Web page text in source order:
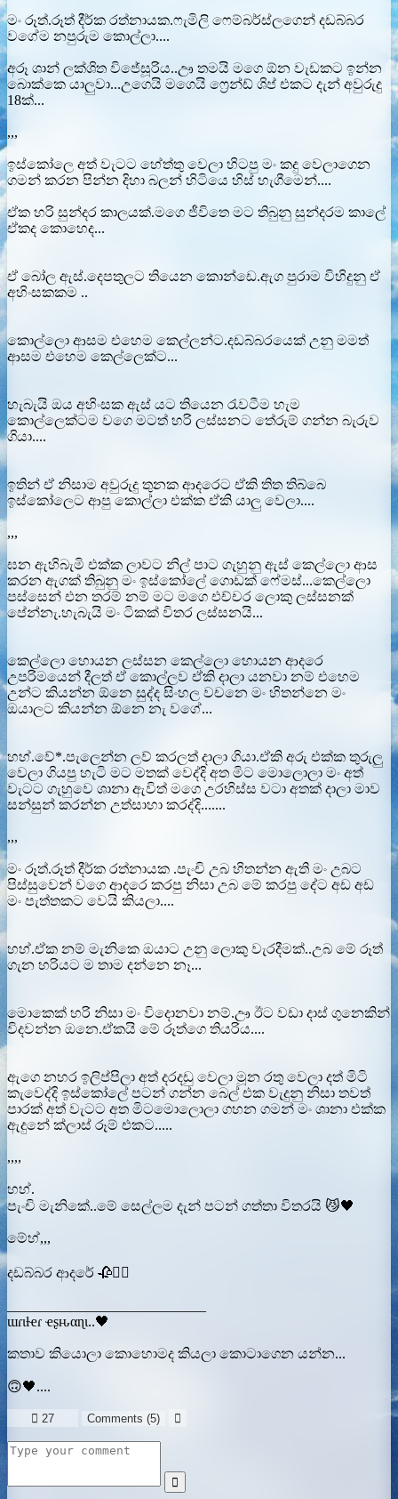
මං රූත්.රූත් දීර්ක රත්නායක.ෆැමිලි ෆෙම්බර්ස්ලගෙන් දඩබ්බර
වගේම නපුරුම කොල්ලා....
අරූ ශාන් ලක්ශිත විජේසූරිය..ඌ තමයි මගෙ ඕන වැඩකට ඉන්න
බොක්කෙ යාලුවා...උගෙයි මගෙයි ෆ්‍රෙන්ඩ් ශිප් එකට දැන් අවුරුදු
18ක්...
,,,
ඉස්කෝලෙ අත් වැටට හේත්තු වෙලා හිටපු මං කදු වෙලාගෙන
ගමන් කරන පින්න දිහා බලන් හිටියෙ හිස් හැගීමෙන්....
ඒක හරි සුන්දර කාලයක්.මගෙ ජීවිතෙ මට තිබුනු සුන්දරම කාලේ
ඒකද කොහෙද...
ඒ බෝල ඇස්.දෙපතුලට තියෙන කොන්ඩෙ.ඇග පුරාම විහිදුනු ඒ
අහිංසකකම ..
කොල්ලො ආසම එහෙම කෙල්ලන්ට.දඩබ්බරයෙක් උනු මමත්
ආසම එහෙම කෙල්ලෙක්ට...
හැබැයි ඔය අහිංසක ඇස් යට තියෙන රැවටීම හැම
කොල්ලෙක්ටම වගෙ මටත් හරි ලස්සනට තේරුම් ගන්න බැරුව
ගියා....
ඉතින් ඒ නිසාම අවුරුදු තුනක ආදරෙට ඒකි තිත තිබ්බෙ
ඉස්කෝලෙට ආපු කොල්ලා එක්ක ඒකි යාලු වෙලා....
,,,
ඝන ඇහිබැමි එක්ක ලාවට නිල් පාට ගැහුනු ඇස් කෙල්ලො ආස
කරන ඇගක් තිබුනු මං ඉස්කෝලේ ගොඩක් ෆේමස්...කෙල්ලො
පස්සෙන් එන තරම් නම් මට මගෙ එච්චර ලොකු ලස්සනක්
පේන්නැ.හැබැයි මං ටිකක් විතර ලස්සනයි...
කෙල්ලො හොයන ලස්සන කෙල්ලො හොයන ආදරෙ
උපරිමයෙන් දීලත් ඒ කොල්ලව ඒකි දාලා යනවා නම් එහෙම
උන්ට කියන්න ඕනෙ සුද්ද සිංහල වචනෙ මං හිතන්නෙ මං
ඔයාලට කියන්න ඕනෙ නැ වගේ...
හහ්.වේ*.පැලෙන්න ලව් කරලත් දාලා ගියා.ඒකි අරු එක්ක තුරුලු
වෙලා ගියපු හැටි මට මතක් වෙද්දි අත මිට මොලොලා මං අත්
වැටට ගැහුවෙ ශානා ඇවිත් මගෙ උරහිස්ස වටා අතක් දාලා මාව
සන්සුන් කරන්න උත්සාහා කරද්දි.......
,,,
මං රූත්.රූත් දීර්ක රත්නායක .පැංචි උබ හිතන්න ඇති මං උබට
පිස්සුවෙන් වගෙ ආදරෙ කරපු නිසා උබ මේ කරපු දේට අඩ අඩ
මං පැත්තකට වෙයි කියලා....
හහ්.ඒක නම් මැනිකෙ ඔයාට උනු ලොකු වැරදීමක්..උබ මේ රූත්
ගැන හරියට ම තාම දන්නෙ නෑ...
මොකෙක් හරි නිසා මං විදොනවා නම්.ඌ ඊට වඩා දාස් ගුනෙකින්
විදවන්න ඔනෙ.ඒකයි මේ රූත්ගෙ තියරිය....
ඇගෙ නහර ඉලිප්පිලා අත් දරදඩු වෙලා මූන රතු වෙලා දත් මිටි
කැවෙද්දි ඉස්කෝලේ පටන් ගන්න බෙල් එක වැදුනු නිසා තවත්
පාරක් අත් වැටට අත මිටමොලොලා ගහන ගමන් මං ශානා එක්ක
ඇදුනේ ක්ලාස් රූම් එකට.....
,,,,
හහ්.
පැංචි මැනිකේ..මේ සෙල්ලම දැන් පටන් ගත්තා විතරයි 😼🖤
මේහ්,,,
දඩබ්බර ආදරේ 🥀❤️‍🔥
ɯɾιƚҽɾ ҽʂԋαɳι..🖤
කතාව කියොලා කොහොමද කියලා කොටාගෙන යන්න...
🙃🖤....
 27 Comments (5) 
